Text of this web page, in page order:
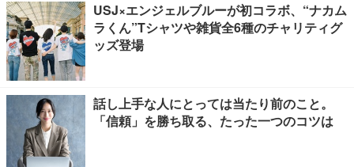
USJ×エンジェルブルーが初コラボ、“ナカム
ラくん”Tシャツや雑貨全6種のチャリティグ
ッズ登場
話し上手な人にとっては当たり前のこと。
「信頼」を勝ち取る、たった一つのコツは